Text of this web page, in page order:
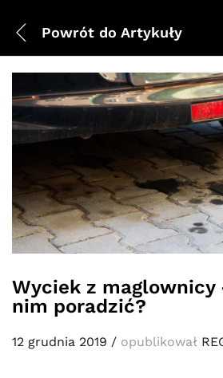
Powrót do Artykuły
Wyciek z maglownicy
nim poradzić?
12 grudnia 2019 / opublikował